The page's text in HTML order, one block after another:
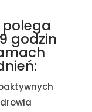
godzin